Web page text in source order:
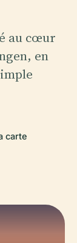
au cœur
en
carte